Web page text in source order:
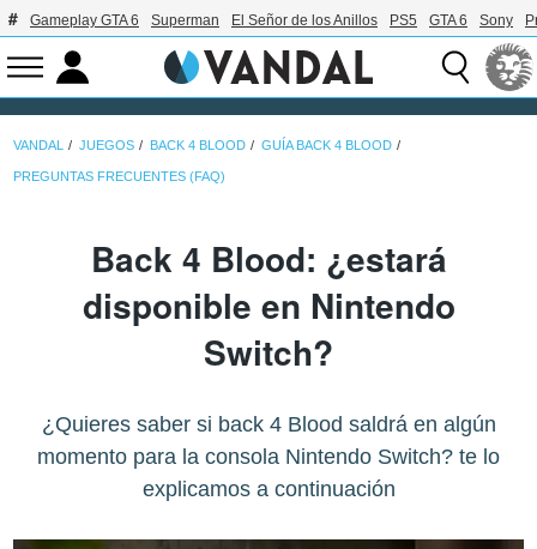
Gameplay GTA 6 Superman El Señor de los Anillos PS5 GTA 6 Sony
VANDAL JUEGOS BACK 4 BLOOD GUÍA BACK 4 BLOOD
PREGUNTAS FRECUENTES (FAQ)
Back 4 Blood: ¿estará
disponible en Nintendo
Switch?
¿Quieres saber si back 4 Blood saldrá en algún
momento para la consola Nintendo Switch? te lo
explicamos a continuación